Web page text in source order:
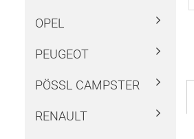
OPEL
PEUGEOT
PÖSSL CAMPSTER
RENAULT